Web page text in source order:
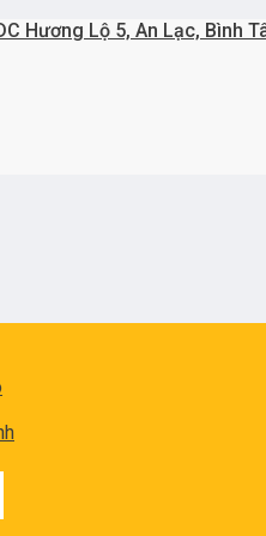
Hương Lộ 5, An Lạc, Bình